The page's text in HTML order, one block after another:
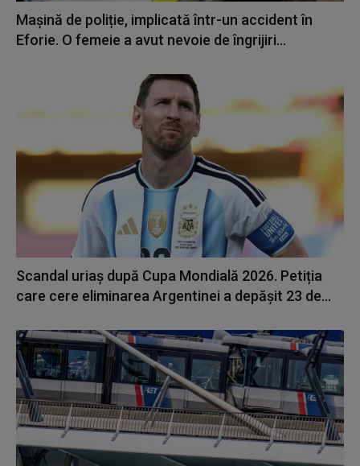
Mașină de poliție, implicată într-un accident în
Eforie. O femeie a avut nevoie de îngrijiri...
Scandal uriaș după Cupa Mondială 2026. Petiția
care cere eliminarea Argentinei a depășit 23 de...